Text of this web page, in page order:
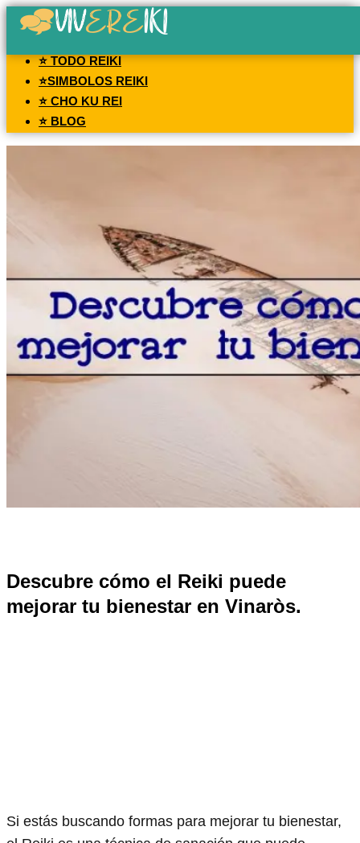
⭐ TODO REIKI
⭐SIMBOLOS REIKI
⭐ CHO KU REI
⭐ BLOG
Descubre cómo el Reiki puede
mejorar tu bienestar en Vinaròs.
Si estás buscando formas para mejorar tu bienestar,